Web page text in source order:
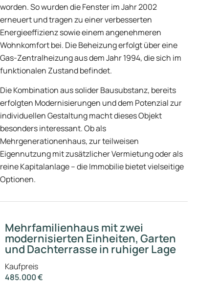
worden. So wurden die Fenster im Jahr 2002
erneuert und tragen zu einer verbesserten
Energieeffizienz sowie einem angenehmeren
Wohnkomfort bei. Die Beheizung erfolgt über eine
Gas-Zentralheizung aus dem Jahr 1994, die sich im
funktionalen Zustand befindet.
Die Kombination aus solider Bausubstanz, bereits
erfolgten Modernisierungen und dem Potenzial zur
individuellen Gestaltung macht dieses Objekt
besonders interessant. Ob als
Mehrgenerationenhaus, zur teilweisen
Eigennutzung mit zusätzlicher Vermietung oder als
reine Kapitalanlage – die Immobilie bietet vielseitige
Optionen.
Mehrfamilienhaus mit zwei
modernisierten Einheiten, Garten
und Dachterrasse in ruhiger Lage
Kaufpreis
485.000 €